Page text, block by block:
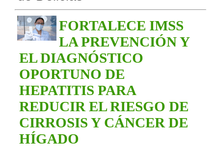
FORTALECE IMSS
LA PREVENCIÓN Y
EL DIAGNÓSTICO
OPORTUNO DE
HEPATITIS PARA
REDUCIR EL RIESGO DE
CIRROSIS Y CÁNCER DE
HÍGADO